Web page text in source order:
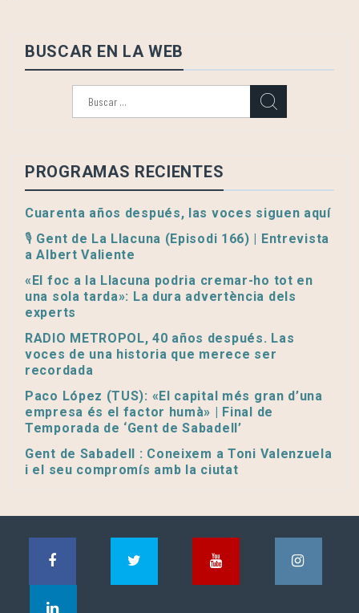
BUSCAR EN LA WEB
PROGRAMAS RECIENTES
Cuarenta años después, las voces siguen aquí
🎙️ Gent de La Llacuna (Episodi 166) | Entrevista
a Albert Valiente
«El foc a la Llacuna podria cremar-ho tot en
una sola tarda»: La dura advertència dels
experts
RADIO METROPOL, 40 años después. Las
voces de una historia que merece ser
recordada
Paco López (TUS): «El capital més gran d’una
empresa és el factor humà» | Final de
Temporada de ‘Gent de Sabadell’
Gent de Sabadell : Coneixem a Toni Valenzuela
i el seu compromís amb la ciutat